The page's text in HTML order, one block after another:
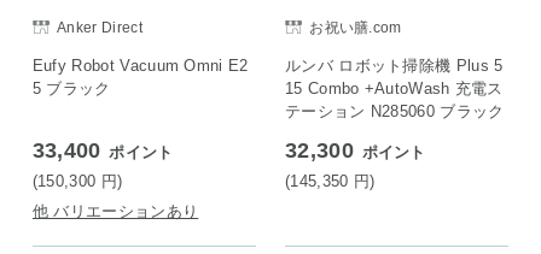
Anker Direct
Eufy Robot Vacuum Omni E2
5 ブラック
33,400 ポイント
(150,300 円)
他 バリエーションあり
お祝い膳.com
ルンバ ロボット掃除機 Plus 5
15 Combo +AutoWash 充電ス
テーション N285060 ブラック
32,300 ポイント
(145,350 円)